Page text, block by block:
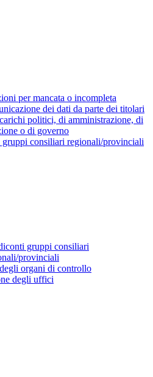
per mancata o incompleta
dei dati da parte dei titolari
politici, di amministrazione, di
o di governo
gruppi consiliari regionali/provinciali
gruppi consiliari
provinciali
organi di controllo
degli uffici